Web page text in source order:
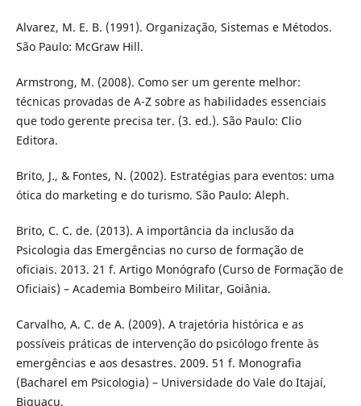
Alvarez, M. E. B. (1991). Organização, Sistemas e Métodos.
São Paulo: McGraw Hill.
Armstrong, M. (2008). Como ser um gerente melhor:
técnicas provadas de A-Z sobre as habilidades essenciais
que todo gerente precisa ter. (3. ed.). São Paulo: Clio
Editora.
Brito, J., & Fontes, N. (2002). Estratégias para eventos: uma
ótica do marketing e do turismo. São Paulo: Aleph.
Brito, C. C. de. (2013). A importância da inclusão da
Psicologia das Emergências no curso de formação de
oficiais. 2013. 21 f. Artigo Monógrafo (Curso de Formação de
Oficiais) – Academia Bombeiro Militar, Goiânia.
Carvalho, A. C. de A. (2009). A trajetória histórica e as
possíveis práticas de intervenção do psicólogo frente às
emergências e aos desastres. 2009. 51 f. Monografia
(Bacharel em Psicologia) – Universidade do Vale do Itajaí,
Biguaçu.